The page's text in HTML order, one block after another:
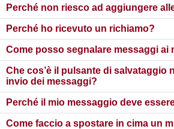
Perché non riesco ad aggiungere
Perché ho ricevuto un richiamo?
Come posso segnalare messaggi ai
Che cos’è il pulsante di salvataggio
invio dei messaggi?
Perché il mio messaggio deve
Come faccio a spostare in cima un